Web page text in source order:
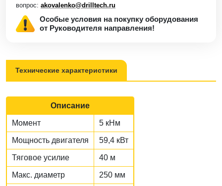
вопрос: akovalenko@drilltech.ru
Особые условия на покупку оборудования
от Руководителя направления!
Технические характеристики
Описание
Момент 5 кНм
Мощность двигателя 59,4 кВт
Тяговое усилие 40 м
Макс. диаметр 250 мм